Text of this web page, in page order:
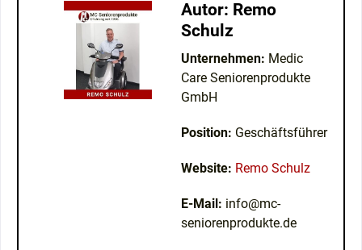
Autor: Remo
Schulz
Unternehmen: Medic
Care Seniorenprodukte
GmbH
Position: Geschäftsführer
Website: Remo Schulz
E-Mail: info@mc-
seniorenprodukte.de